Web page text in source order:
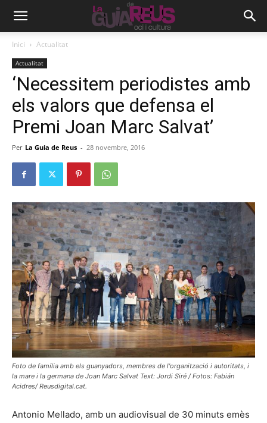
Inici Actualitat
Actualitat
‘Necessitem periodistes amb
els valors que defensa el
Premi Joan Marc Salvat’
Per La Guia de Reus - 28 novembre, 2016
Foto de família amb els guanyadors, membres de l'organització i autoritats, i
la mare i la germana de Joan Marc Salvat Text: Jordi Siré / Fotos: Fabián
Acidres/ Reusdigital.cat.
Antonio Mellado, amb un audiovisual de 30 minuts emès